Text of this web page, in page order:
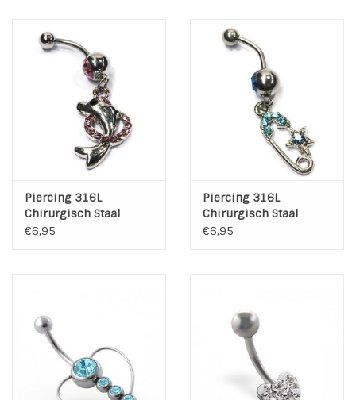
Piercing 316L
Chirurgisch Staal
€6,95
Piercing 316L
Chirurgisch Staal
€6,95